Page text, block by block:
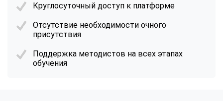
Круглосуточный доступ к платформе
Отсутствие необходимости очного
присутствия
Поддержка методистов на всех этапах
обучения